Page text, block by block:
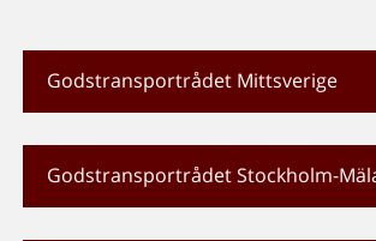
Godstransportrådet Mittsverige
Godstransportrådet Stockholm-